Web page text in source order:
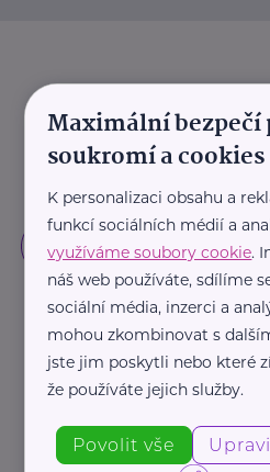
Maximální bezpečí
soukromí a cookies
K personalizaci obsahu a
funkcí sociálních médií a
využíváme soubory cookie.
náš web používáte, sdílíme
sociální média, inzerci a
mohou zkombinovat s
jste jim poskytli nebo které
že používáte jejich služby.
Povolit vše